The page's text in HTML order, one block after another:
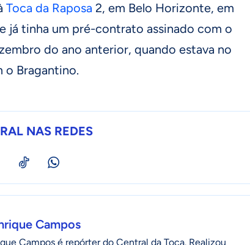
Toca da Raposa 2, em Belo Horizonte, em
já tinha um pré-contrato assinado com o
do ano anterior, quando estava no
o Bragantino.
NAS REDES
Campos
Campos é repórter do Central da Toca. Realizou